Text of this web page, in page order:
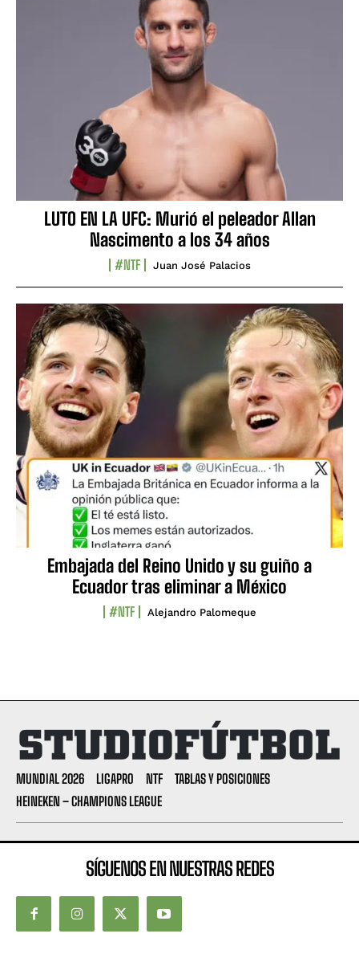
LUTO EN LA UFC: Murió el peleador Allan
Nascimento a los 34 años
#NTF Juan José Palacios
Embajada del Reino Unido y su guiño a
Ecuador tras eliminar a México
#NTF Alejandro Palomeque
MUNDIAL 2026 LIGAPRO NTF
TABLAS Y POSICIONES
HEINEKEN – CHAMPIONS LEAGUE
SÍGUENOS EN NUESTRAS REDES